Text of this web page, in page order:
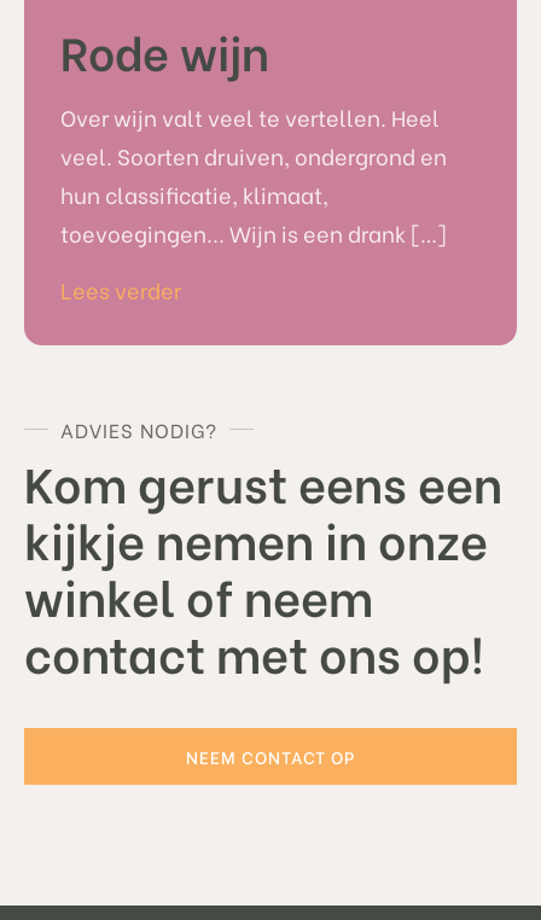
Rode wijn
Over wijn valt veel te vertellen. Heel
veel. Soorten druiven, ondergrond en
hun classificatie, klimaat,
toevoegingen... Wijn is een drank […]
Lees verder
ADVIES NODIG?
Kom gerust eens een
kijkje nemen in onze
winkel of neem
contact met ons op!
NEEM CONTACT OP